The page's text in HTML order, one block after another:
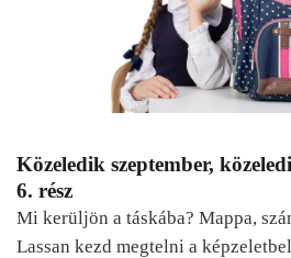
Közeledik szeptember,
6. rész
Mi kerüljön a táskába? Mappa,
Lassan kezd megtelni a